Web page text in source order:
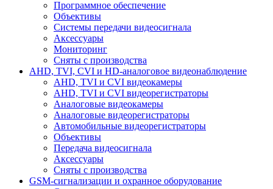
Программное обеспечение
Объективы
Системы передачи видеосигнала
Аксессуары
Мониторинг
Сняты с производства
AHD, TVI, CVI и HD-аналоговое видеонаблюдение
AHD, TVI и CVI видеокамеры
AHD, TVI и CVI видеорегистраторы
Аналоговые видеокамеры
Аналоговые видеорегистраторы
Автомобильные видеорегистраторы
Объективы
Передача видеосигнала
Аксессуары
Сняты с производства
GSM-сигнализации и охранное оборудование